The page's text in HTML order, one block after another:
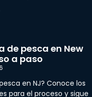
de pesca en New
a paso
en NJ? Conoce los
para el proceso y sigue